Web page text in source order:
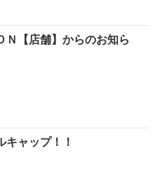
Ｎ【店舗】からのお知ら
キャップ！！